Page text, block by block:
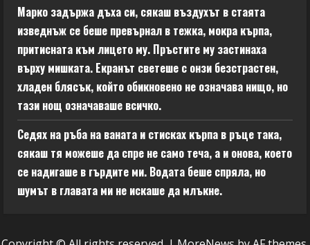
Марко задържа дъха си, сякаш въздухът в стаята
изведнъж се беше превърнал в тежка, мокра кърпа,
притисната към лицето му. Пръстите му застинаха
върху мишката. Екранът светеше с онзи безстрастен,
хладен блясък, който обикновено не означава нищо, но
тази нощ означаваше всичко.
Седях на ръба на ваната и стисках кърпа в ръце така,
сякаш тя можеше да спре не само теча, а и онова, което
се надигаше в гърдите ми. Водата беше спряла, но
шумът в главата ми не искаше да млъкне.